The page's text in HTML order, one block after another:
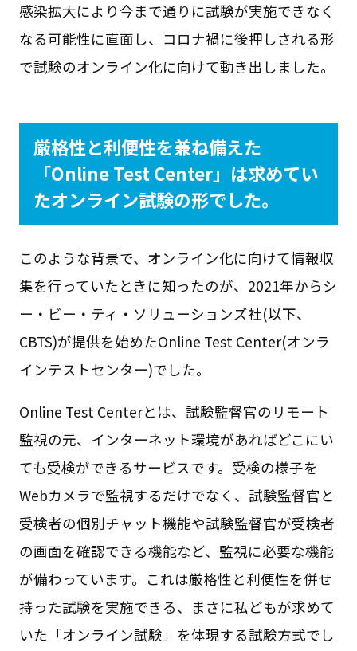
感染拡大により今まで通りに試験が実施できなく
なる可能性に直面し、コロナ禍に後押しされる形
で試験のオンライン化に向けて動き出しました。
厳格性と利便性を兼ね備えた
「Online Test Center」は求めてい
たオンライン試験の形でした。
このような背景で、オンライン化に向けて情報収
集を行っていたときに知ったのが、2021年からシ
ー・ビー・ティ・ソリューションズ社(以下、
CBTS)が提供を始めたOnline Test Center(オンラ
インテストセンター)でした。
Online Test Centerとは、試験監督官のリモート
監視の元、インターネット環境があればどこにい
ても受検ができるサービスです。受検の様子を
Webカメラで監視するだけでなく、試験監督官と
受検者の個別チャット機能や試験監督官が受検者
の画面を確認できる機能など、監視に必要な機能
が備わっています。これは厳格性と利便性を併せ
持った試験を実施できる、まさに私どもが求めて
いた「オンライン試験」を体現する試験方式でし